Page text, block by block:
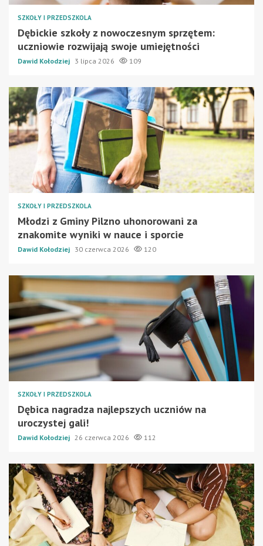
SZKOŁY I PRZEDSZKOLA
Dębickie szkoły z nowoczesnym sprzętem:
uczniowie rozwijają swoje umiejętności
Dawid Kołodziej 3 lipca 2026 109
SZKOŁY I PRZEDSZKOLA
Młodzi z Gminy Pilzno uhonorowani za
znakomite wyniki w nauce i sporcie
Dawid Kołodziej 30 czerwca 2026 120
SZKOŁY I PRZEDSZKOLA
Dębica nagradza najlepszych uczniów na
uroczystej gali!
Dawid Kołodziej 26 czerwca 2026 112